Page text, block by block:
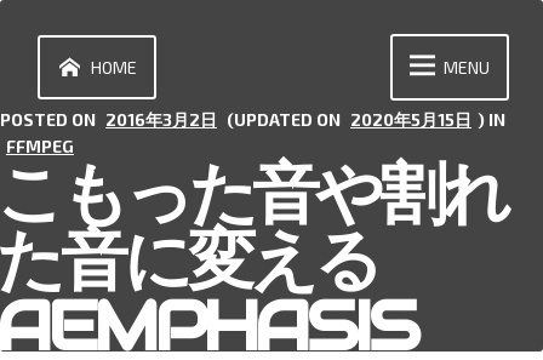
content
もった音や割れ
音に変える
POSTED ON 2016年3月2日 (UPDATED ON 2020年5月15日 ) IN
FFMPEG
HOME MENU